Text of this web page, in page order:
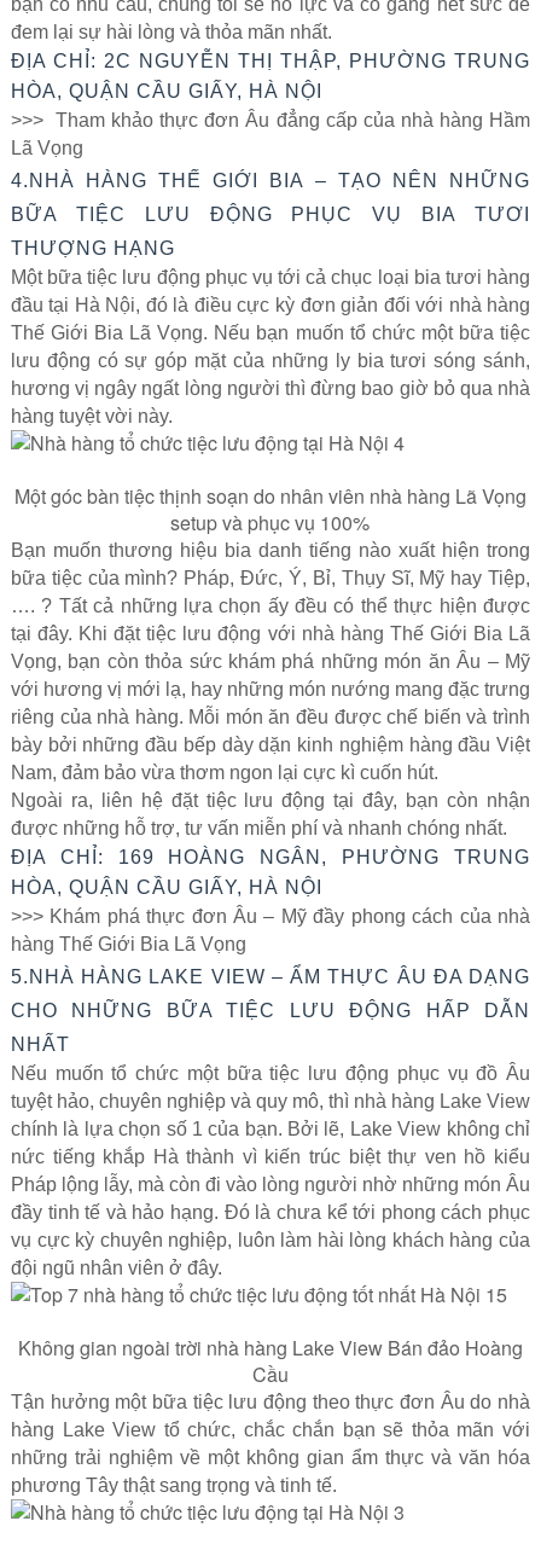
bạn có nhu cầu, chúng tôi sẽ nỗ lực và cố gắng hết sức để
đem lại sự hài lòng và thỏa mãn nhất.
ĐỊA CHỈ: 2C NGUYỄN THỊ THẬP, PHƯỜNG TRUNG
HÒA, QUẬN CẦU GIẤY, HÀ NỘI
>>> Tham khảo thực đơn Âu đẳng cấp của nhà hàng Hầm
Lã Vọng
4.NHÀ HÀNG THẾ GIỚI BIA – TẠO NÊN NHỮNG
BỮA TIỆC LƯU ĐỘNG PHỤC VỤ BIA TƯƠI
THƯỢNG HẠNG
Một bữa tiệc lưu động phục vụ tới cả chục loại bia tươi hàng
đầu tại Hà Nội, đó là điều cực kỳ đơn giản đối với nhà hàng
Thế Giới Bia Lã Vọng. Nếu bạn muốn tổ chức một bữa tiệc
lưu động có sự góp mặt của những ly bia tươi sóng sánh,
hương vị ngây ngất lòng người thì đừng bao giờ bỏ qua nhà
hàng tuyệt vời này.
Một góc bàn tiệc thịnh soạn do nhân viên nhà hàng Lã Vọng
setup và phục vụ 100%
Bạn muốn thương hiệu bia danh tiếng nào xuất hiện trong
bữa tiệc của mình? Pháp, Đức, Ý, Bỉ, Thụy Sĩ, Mỹ hay Tiệp,
…. ? Tất cả những lựa chọn ấy đều có thể thực hiện được
tại đây. Khi đặt tiệc lưu động với nhà hàng Thế Giới Bia Lã
Vọng, bạn còn thỏa sức khám phá những món ăn Âu – Mỹ
với hương vị mới lạ, hay những món nướng mang đặc trưng
riêng của nhà hàng. Mỗi món ăn đều được chế biến và trình
bày bởi những đầu bếp dày dặn kinh nghiệm hàng đầu Việt
Nam, đảm bảo vừa thơm ngon lại cực kì cuốn hút.
Ngoài ra, liên hệ đặt tiệc lưu động tại đây, bạn còn nhận
được những hỗ trợ, tư vấn miễn phí và nhanh chóng nhất.
ĐỊA CHỈ: 169 HOÀNG NGÂN, PHƯỜNG TRUNG
HÒA, QUẬN CẦU GIẤY, HÀ NỘI
>>> Khám phá thực đơn Âu – Mỹ đầy phong cách của nhà
hàng Thế Giới Bia Lã Vọng
5.NHÀ HÀNG LAKE VIEW – ẨM THỰC ÂU ĐA DẠNG
CHO NHỮNG BỮA TIỆC LƯU ĐỘNG HẤP DẪN
NHẤT
Nếu muốn tổ chức một bữa tiệc lưu động phục vụ đồ Âu
tuyệt hảo, chuyên nghiệp và quy mô, thì nhà hàng Lake View
chính là lựa chọn số 1 của bạn. Bởi lẽ, Lake View không chỉ
nức tiếng khắp Hà thành vì kiến trúc biệt thự ven hồ kiểu
Pháp lộng lẫy, mà còn đi vào lòng người nhờ những món Âu
đầy tinh tế và hảo hạng. Đó là chưa kể tới phong cách phục
vụ cực kỳ chuyên nghiệp, luôn làm hài lòng khách hàng của
đội ngũ nhân viên ở đây.
Không gian ngoài trời nhà hàng Lake View Bán đảo Hoàng
Cầu
Tận hưởng một bữa tiệc lưu động theo thực đơn Âu do nhà
hàng Lake View tổ chức, chắc chắn bạn sẽ thỏa mãn với
những trải nghiệm về một không gian ẩm thực và văn hóa
phương Tây thật sang trọng và tinh tế.